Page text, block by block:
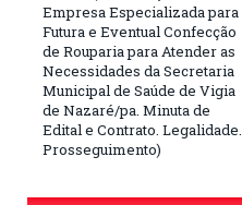
Empresa Especializada para
Futura e Eventual Confecção
de Rouparia para Atender as
Necessidades da Secretaria
Municipal de Saúde de Vigia
de Nazaré/pa. Minuta de
Edital e Contrato. Legalidade.
Prosseguimento)